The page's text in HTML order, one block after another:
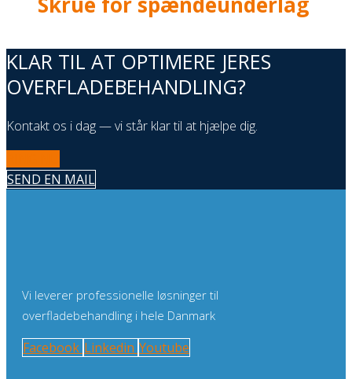
KLAR TIL AT OPTIMERE JERES
OVERFLADEBEHANDLING?
Kontakt os i dag — vi står klar til at hjælpe dig.
SEND EN MAIL
Vi leverer professionelle løsninger til
overfladebehandling i hele Danmark
Facebook Linkedin Youtube